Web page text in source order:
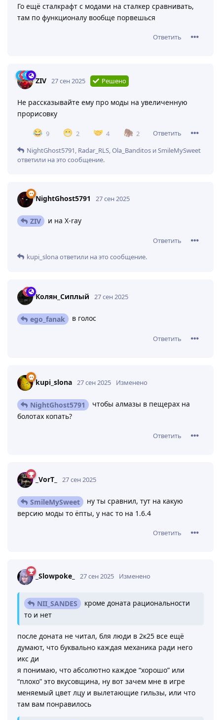
Го ещё сталкрафт с модами на сталкер сравнивать,
там по функционалу вообще порвешься
Ответить
ZIV 27 сен 2025 Решено
Не рассказывайте ему про моды на увеличенную
прорисовку
9 2 4 2
Ответить
NightGhost5791 Radar_RLS Ola_Banditos иSmileMySweet
ответили на это сообщение.
NightGhost5791 27 сен 2025
ZIV и на X-ray
Ответить
kupi_slonaответили на это сообщение.
Колян_Сиплый 27 сен 2025
ego_fanak в голос
Ответить
kupi_slona 27 сен 2025 Изменено
NightGhost5791
чтобы алмазы в пещерах на
болотах копать?
Ответить
_VorT_ 27 сен 2025
SmileMySweet
ну ты сравнил, тут на какую
версию моды то ёпты, у нас то на 1.6.4
Ответить
_Slowpoke_ 27 сен 2025 Изменено
NII_SANDES
кроме доната рациональности
то и нет
после доната не читал, бля люди в 2к25 все ещё
думают, что буквально каждая механика ради него
икс ди
я понимаю, что абсолютно каждое “хорошо” или
“плохо” это вкусовщина, ну вот зачем мне в игре
меняемый цвет лцу и вылетающие гильзы, или что
там вам понравилось